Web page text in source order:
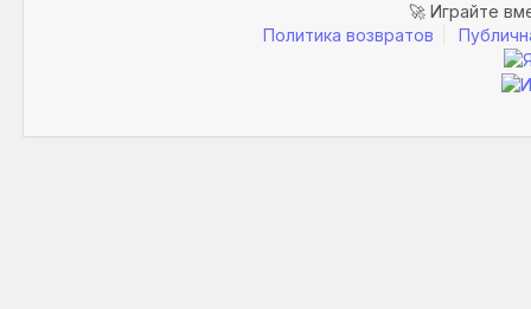
🚀 Играйте
Политика возвратов